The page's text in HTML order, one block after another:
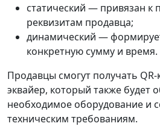
статический — привязан к
реквизитам продавца;
динамический —
конкретную сумму и время.
Продавцы смогут получать
эквайер, который также будет
необходимое оборудование и
техническим требованиям.